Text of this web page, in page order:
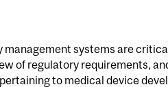
systems are
of regulatory requirements,
to medical device